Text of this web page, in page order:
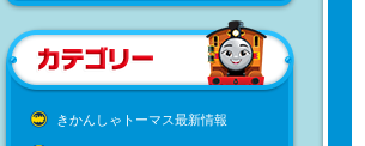
きかんしゃトーマス最新情報